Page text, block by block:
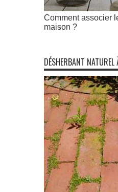
Comment associer
maison ?
DÉSHERBANT